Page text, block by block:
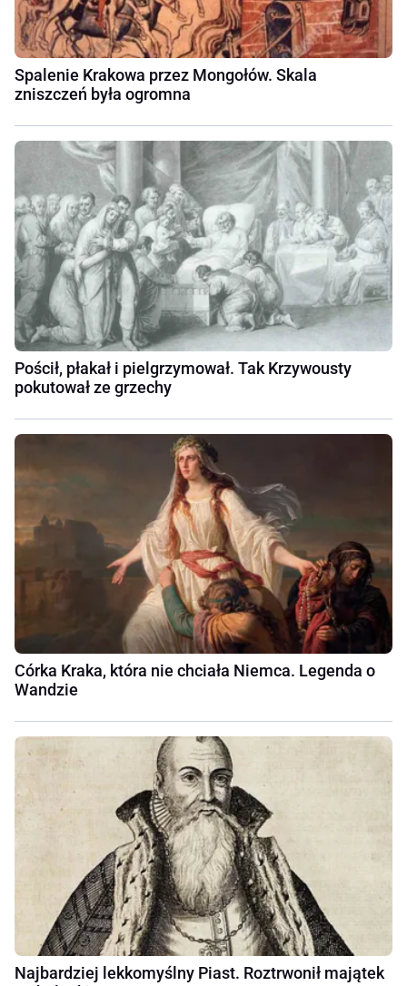
Spalenie Krakowa przez Mongołów. Skala
zniszczeń była ogromna
Pościł, płakał i pielgrzymował. Tak Krzywousty
pokutował ze grzechy
Córka Kraka, która nie chciała Niemca. Legenda o
Wandzie
Najbardziej lekkomyślny Piast. Roztrwonił majątek